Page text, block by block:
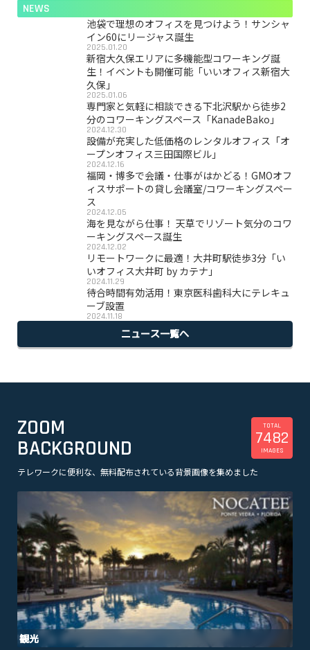
NEWS
池袋で理想のオフィスを見つけよう！サンシャ
イン60にリージャス誕生
2025.01.20
新宿大久保エリアに多機能型コワーキング誕
生！イベントも開催可能「いいオフィス新宿大
久保」
2025.01.06
専門家と気軽に相談できる下北沢駅から徒歩2
分のコワーキングスペース「KanadeBako」
2024.12.30
設備が充実した低価格のレンタルオフィス「オ
ープンオフィス三田国際ビル」
2024.12.16
福岡・博多で会議・仕事がはかどる！GMOオフ
ィスサポートの貸し会議室/コワーキングスペー
ス
2024.12.05
海を見ながら仕事！ 天草でリゾート気分のコワ
ーキングスペース誕生
2024.12.02
リモートワークに最適！大井町駅徒歩3分「い
いオフィス大井町 by カテナ」
2024.11.29
待合時間有効活用！東京医科歯科大にテレキュ
ーブ設置
2024.11.18
ニュース一覧へ
ZOOM
BACKGROUND
テレワークに便利な、無料配布されている背景画像を集めました
TOTAL
7482
IMAGES
美容
観光